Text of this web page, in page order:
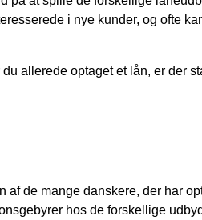
i nye kunder, og ofte
allerede optaget et lån, er der
af de mange danskere, der har
hos de forskellige